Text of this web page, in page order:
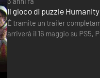
Il gioco di puzzle
È tramite un trailer completamente arroccato che il famoso
arriverà il 16 maggio su PS5,